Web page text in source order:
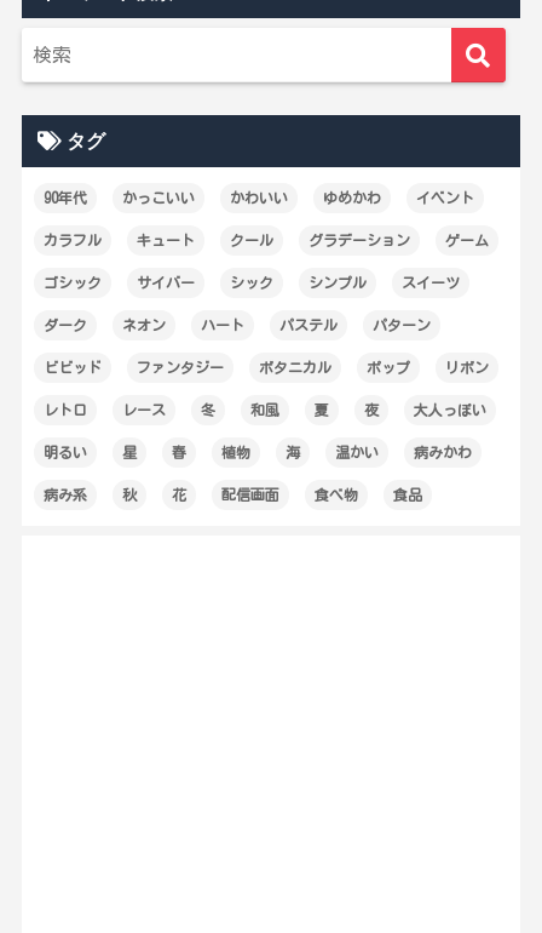
タグ
90年代 かっこいい かわいい ゆめかわ イベント
カラフル キュート クール グラデーション ゲーム
ゴシック サイバー シック シンプル スイーツ
ダーク ネオン ハート パステル パターン
ビビッド ファンタジー ボタニカル ポップ リボン
レトロ レース 冬 和風 夏 夜 大人っぽい
明るい 星 春 植物 海 温かい 病みかわ
病み系 秋 花 配信画面 食べ物 食品